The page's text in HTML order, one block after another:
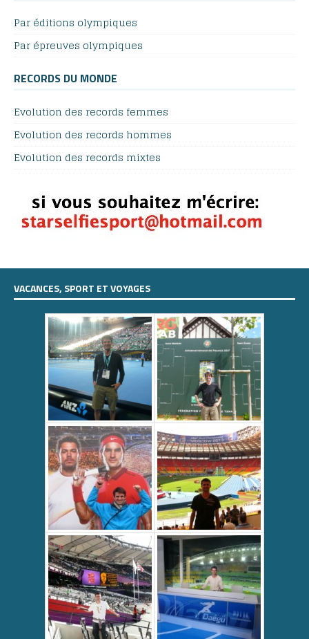
Par éditions olympiques
Par épreuves olympiques
RECORDS DU MONDE
Evolution des records femmes
Evolution des records hommes
Evolution des records mixtes
VACANCES, SPORT ET VOYAGES